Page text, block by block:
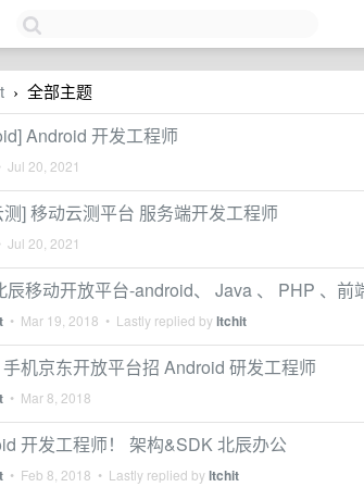
› 全部主题
Android 开发工程师
Jul 20, 2021
] 移动云测平台 服务端开发工程师
Jul 20, 2021
辰移动开放平台-android、 Java 、 PHP 、
• Mar 19, 2018 • Lastly replied byltchit
机京东开放平台招 Android 研发工程师
• Mar 8, 2018
开发工程师！ 架构&SDK 北辰办公
• Feb 8, 2018 • Lastly replied byltchit